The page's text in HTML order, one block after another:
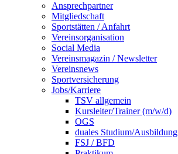
Ansprechpartner
Mitgliedschaft
Sportstätten / Anfahrt
Vereinsorganisation
Social Media
Vereinsmagazin / Newsletter
Vereinsnews
Sportversicherung
Jobs/Karriere
TSV allgemein
Kursleiter/Trainer (m/w/d)
OGS
duales Studium/Ausbildung
FSJ / BFD